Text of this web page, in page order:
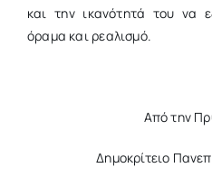
και την ικανότητά του να
όραμα και ρεαλισμό.
Από την
Δημοκρίτειο